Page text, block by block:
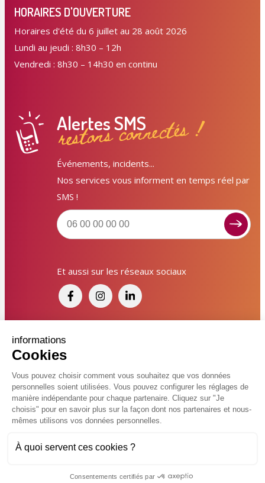
informations
Cookies
Vous pouvez choisir comment vous souhaitez que vos données
personnelles soient utilisées. Vous pouvez configurer les réglages de
manière indépendante pour chaque partenaire. Cliquez sur "Je
choisis" pour en savoir plus sur la façon dont nos partenaires et nous-
mêmes utilisons vos données personnelles.
À quoi servent ces cookies ?
Consentements certifiés par
HORAIRES D'OUVERTURE
Horaires d'été du 6 juillet au 28 août 2026
Lundi au jeudi : 8h30 – 12h
Vendredi : 8h30 – 14h30 en continu
Alertes SMS
restons connectés !
Événements, incidents...
Nos services vous informent en temps réel par
SMS !
Et aussi sur les réseaux sociaux
Financé par France Relance et par l'Union
Européenne
© 2026 Ville de Kingersheim
Accessibilité Mentions légales
Politiques de confidentialité
Charte de modération sur les réseaux sociaux
Poser une question ? Participer ?
Cliquez ici pour interagir avec les services de votre
ville !
Participer, s’engager
Contacter un service